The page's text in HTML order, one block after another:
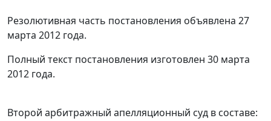
Резолютивная часть постановления объявлена 27
марта 2012 года.
Полный текст постановления изготовлен 30 марта
2012 года.
Второй арбитражный апелляционный суд в составе: